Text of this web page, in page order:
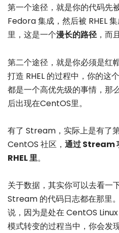
第一个途径，就是你的代码先
Fedora 集成，然后被 RHEL
里，这是一个漫长的路径，而
第二个途径，就是你必须是红
打造 RHEL 的过程中，你的这
都是一个高优先级的事情，那
后出现在CentOS里。
有了 Stream，实际上是有了
CentOS 社区， 通过 Stream
RHEL 里。
关于数据，其实你可以去看一
Stream 的代码日志都在那里
说，因为是处在 CentOS
模式转变的过程当中，你会发